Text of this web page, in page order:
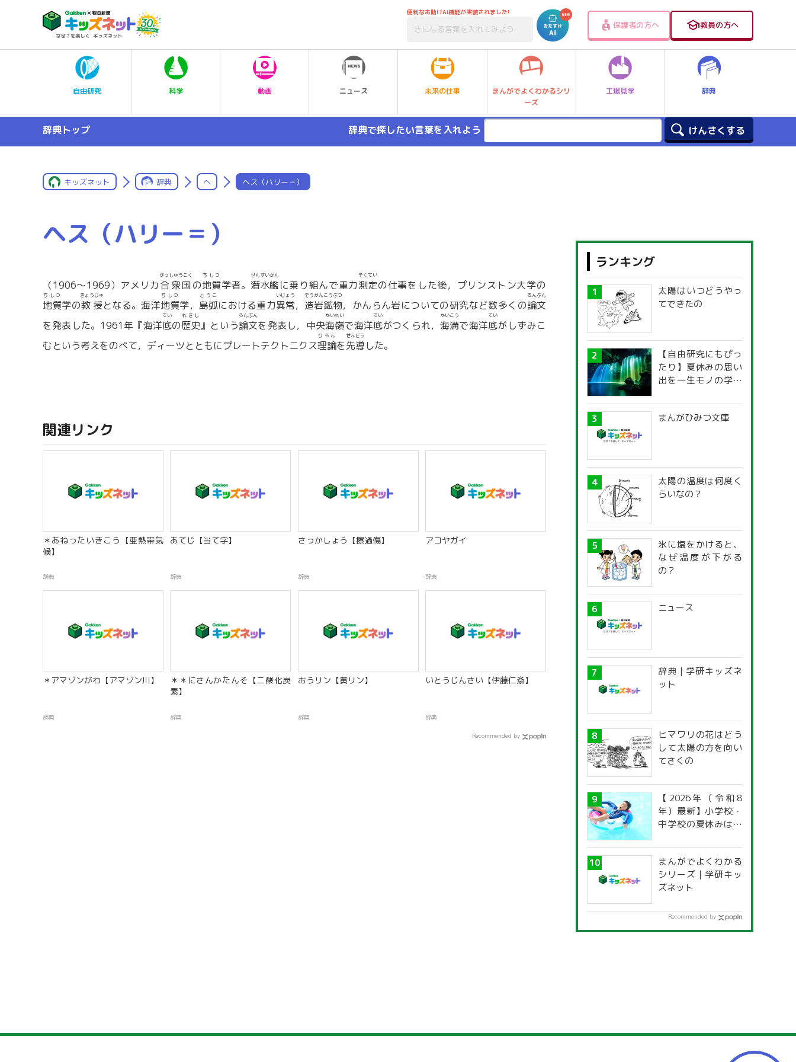
便利なお助けAI機能が実装されました!
保護者の方へ 教員の方へ
自由研究 科学 動画 ニュース 未来の仕事
まんがでよくわかるシリ
ーズ
工場見学 辞典
辞典トップ 辞典で探したい言葉を入れよう
キッズネット 辞典 へ ヘス（ハリー＝）
ヘス（ハリー＝）
（1906〜1969）アメリカ合衆国
がっしゅうこく
の地質
ちしつ
学者。 潜水艦
せんすいかん
に乗り組んで重力測定
そくてい
の仕事をした後，プリンストン大学の
地質
ちしつ
学の教授
きょうじゅ
となる。海洋地質
ちしつ
学， 島弧
とうこ
における重力異常
いじょう
， 造岩鉱物
ぞうがんこうぶつ
，かんらん岩についての研究など数多くの論文
ろんぶん
を発表した。1961年『海洋底
てい
の歴史
れきし
』という論文
ろんぶん
を発表し，中央海嶺
かいれい
で海洋底
てい
がつくられ， 海溝
かいこう
で海洋底
てい
がしずみこ
むという考えをのべて，ディーツとともにプレートテクトニクス理論
りろん
を先導
せんどう
した。
関連リンク
＊あねったいきこう【亜熱帯気
候】
辞典
あてじ【当て字】
辞典
さっかしょう【擦過傷】
辞典
アコヤガイ
辞典
＊アマゾンがわ【アマゾン川】
辞典
＊＊にさんかたんそ【二酸化炭
素】
辞典
おうリン【黄リン】
辞典
いとうじんさい【伊藤仁斎】
辞典
Recommended by
ランキング
太陽はいつどうやっ
てできたの
【自由研究にもぴっ
たり】夏休みの思い
出を一生モノの学び
探究ガイド
まんがひみつ文庫
太陽の温度は何度く
らいなの？
氷に塩をかけると、
なぜ温度が下がる
の？
ニュース
辞典 | 学研キッズネ
ット
ヒマワリの花はどう
して太陽の方を向い
てさくの
【2026年（令和8
年）最新】小学校・
中学校の夏休みはい
道府県別「夏季休暇
一覧」
まんがでよくわかる
シリーズ | 学研キッ
ズネット
Recommended by